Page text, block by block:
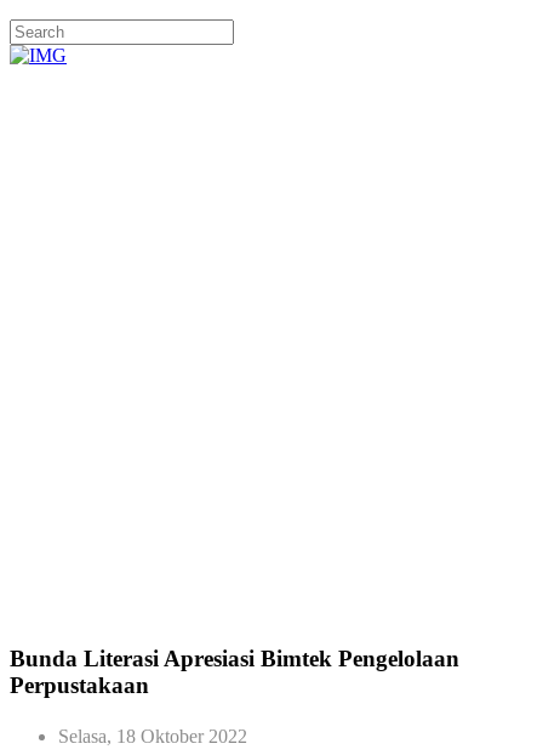
Bunda Literasi Apresiasi Bimtek Pengelolaan
Perpustakaan
Selasa, 18 Oktober 2022